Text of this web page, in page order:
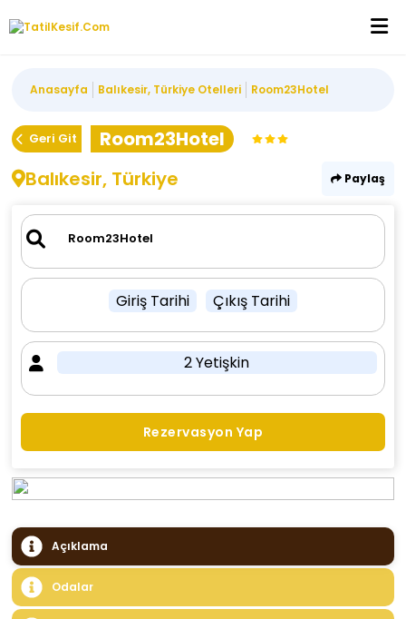
Anasayfa Balıkesir, Türkiye Otelleri Room23Hotel
Geri Git
Room23Hotel
Balıkesir, Türkiye
Paylaş
Giriş Tarihi Çıkış Tarihi
2 Yetişkin
Rezervasyon Yap
Açıklama
Odalar